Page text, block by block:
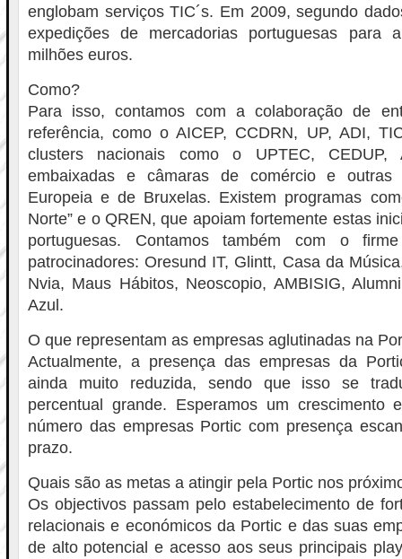
englobam serviços TIC´s. Em 2009, segundo
expedições de mercadorias portuguesas para
milhões euros.
Como?
Para isso, contamos com a colaboração de
referência, como o AICEP, CCDRN, UP, ADI,
clusters nacionais como o UPTEC, CEDUP,
embaixadas e câmaras de comércio e outras
Europeia e de Bruxelas. Existem programas
Norte” e o QREN, que apoiam fortemente estas
portuguesas. Contamos também com o
patrocinadores: Oresund IT, Glintt, Casa da
Nvia, Maus Hábitos, Neoscopio, AMBISIG,
Azul.
O que representam as empresas aglutinadas na
Actualmente, a presença das empresas da
ainda muito reduzida, sendo que isso se
percentual grande. Esperamos um crescimento
número das empresas Portic com presença
prazo.
Quais são as metas a atingir pela Portic nos
Os objectivos passam pelo estabelecimento de
relacionais e económicos da Portic e das suas
de alto potencial e acesso aos seus principais